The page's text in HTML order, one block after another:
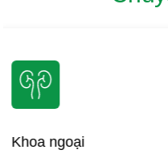
Khoa Phụ Sản